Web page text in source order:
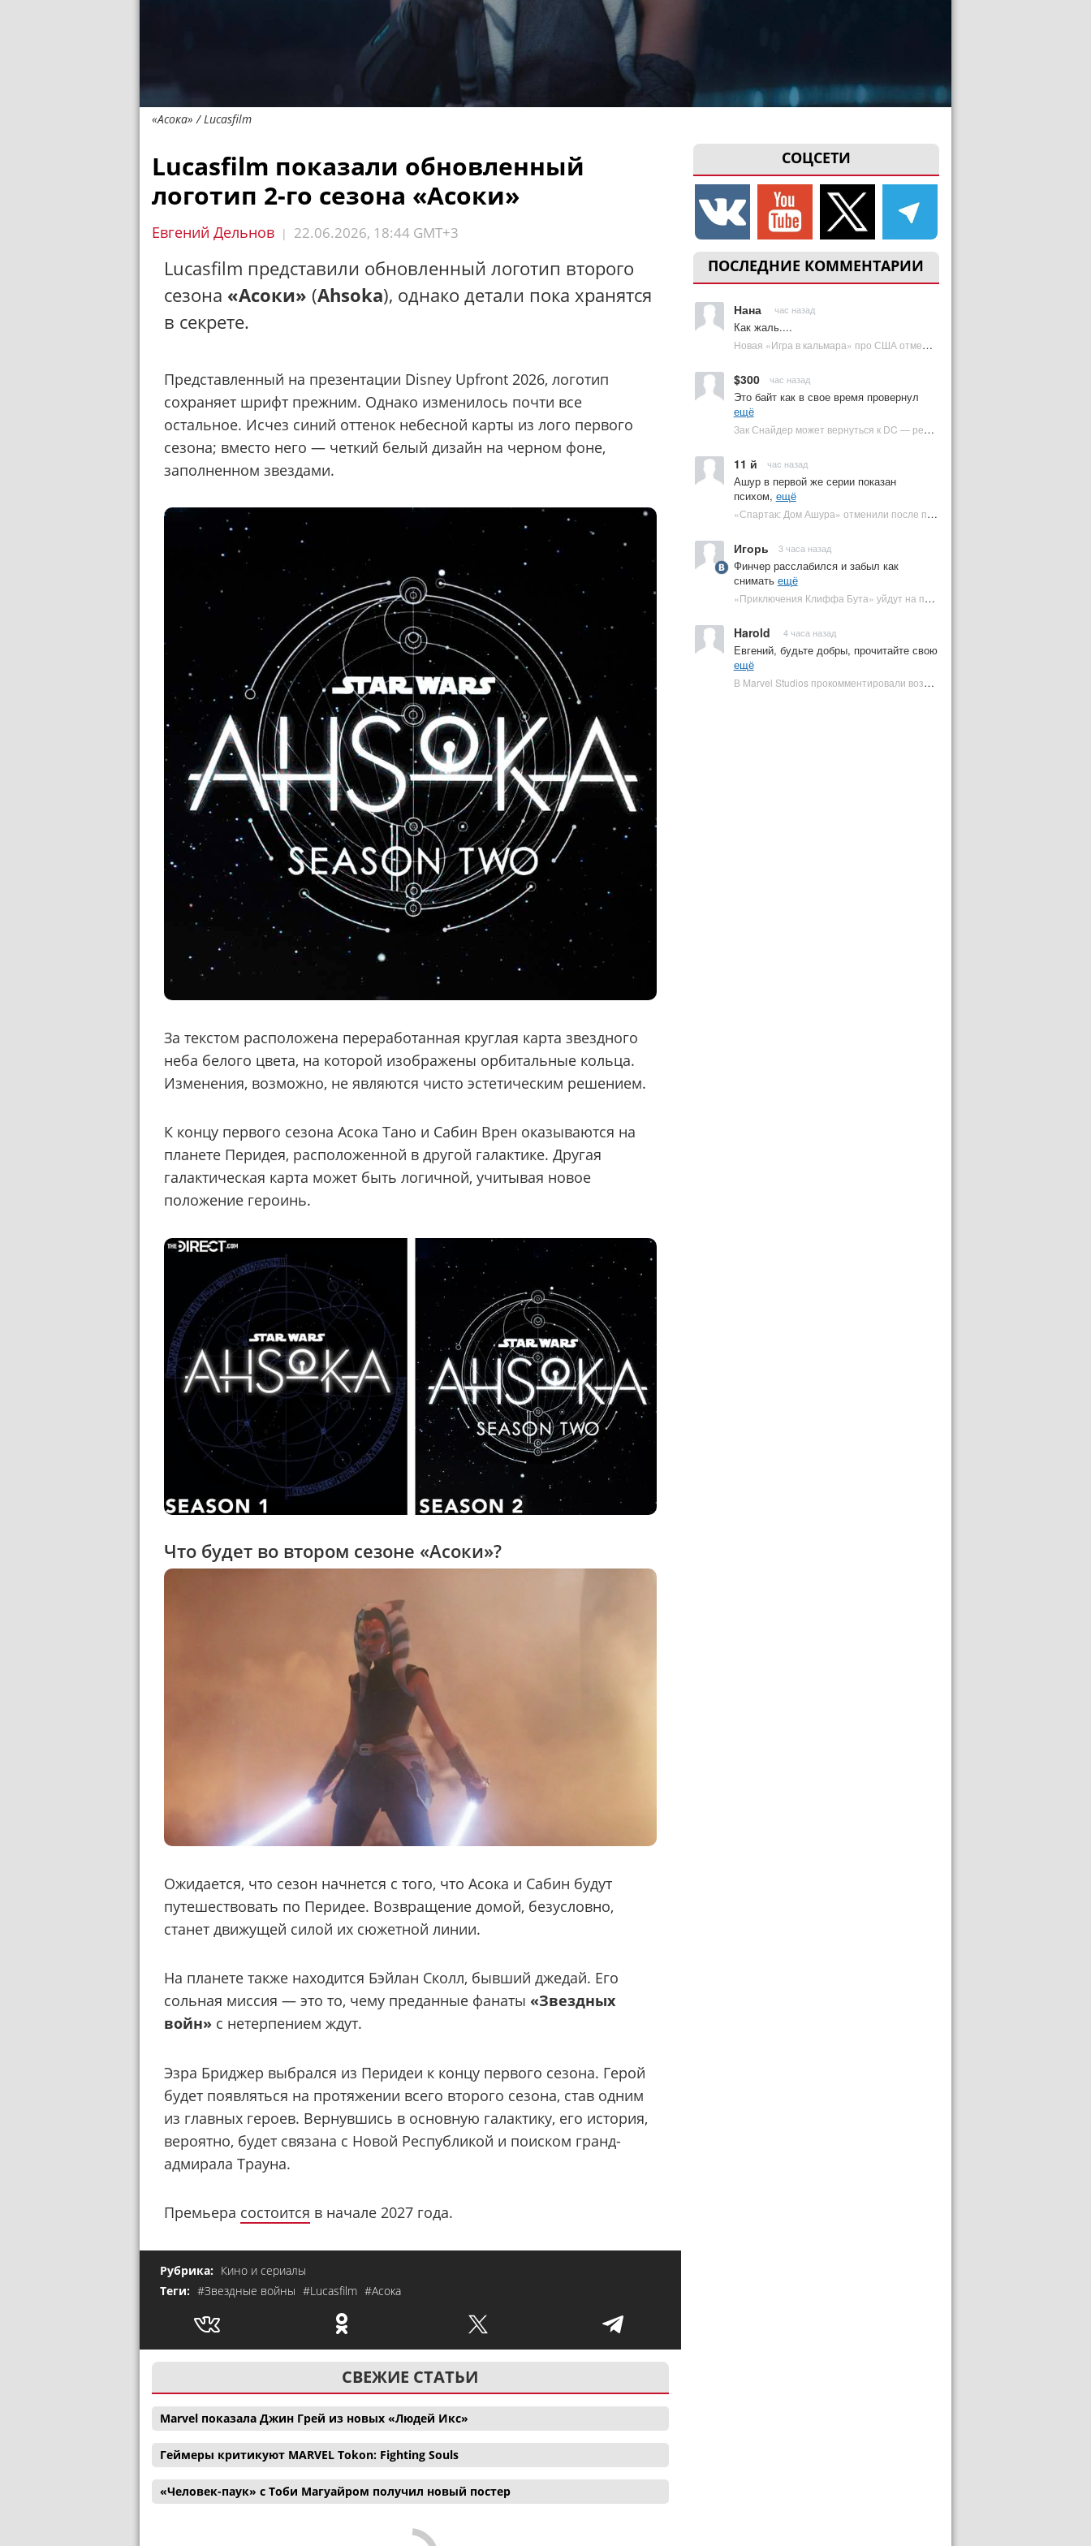
«Асока» / Lucasfilm
СОЦСЕТИ
ПОСЛЕДНИЕ КОММЕНТАРИИ
Нана час назад
Как жаль....
Новая «Игра в кальмара» про США отменена | Plugged In Ru
$300 час назад
Это байт как в свое время провернул
ещё
Зак Снайдер может вернуться к DC — режиссер общался с Warner Bros. (фото) | Plugged In Ru
11 й час назад
Ашур в первой же серии показан
психом, ещё
«Спартак: Дом Ашура» отменили после первого сезона | Plugged In Ru
Игорь 3 часа назад
Финчер расслабился и забыл как
снимать ещё
«Приключения Клиффа Бута» уйдут на пересъемки — премьера под угрозой | Plugged In Ru
Harold 4 часа назад
Евгений, будьте добры, прочитайте свою
ещё
В Marvel Studios прокомментировали возвращение Канга на экраны | Plugged In Ru
Lucasfilm показали обновленный
логотип 2-го сезона «Асоки»
Евгений Дельнов | 22.06.2026, 18:44 GMT+3
Lucasfilm представили обновленный логотип второго
сезона «Асоки» (Ahsoka), однако детали пока хранятся
в секрете.
Представленный на презентации Disney Upfront 2026, логотип
сохраняет шрифт прежним. Однако изменилось почти все
остальное. Исчез синий оттенок небесной карты из лого первого
сезона; вместо него — четкий белый дизайн на черном фоне,
заполненном звездами.
За текстом расположена переработанная круглая карта звездного
неба белого цвета, на которой изображены орбитальные кольца.
Изменения, возможно, не являются чисто эстетическим решением.
К концу первого сезона Асока Тано и Сабин Врен оказываются на
планете Перидея, расположенной в другой галактике. Другая
галактическая карта может быть логичной, учитывая новое
положение героинь.
Что будет во втором сезоне «Асоки»?
Ожидается, что сезон начнется с того, что Асока и Сабин будут
путешествовать по Перидее. Возвращение домой, безусловно,
станет движущей силой их сюжетной линии.
На планете также находится Бэйлан Сколл, бывший джедай. Его
сольная миссия — это то, чему преданные фанаты «Звездных
войн» с нетерпением ждут.
Эзра Бриджер выбрался из Перидеи к концу первого сезона. Герой
будет появляться на протяжении всего второго сезона, став одним
из главных героев. Вернувшись в основную галактику, его история,
вероятно, будет связана с Новой Республикой и поиском гранд-
адмирала Трауна.
Премьера состоится в начале 2027 года.
Рубрика: Кино и сериалы
Теги: #Звездные войны #Lucasfilm #Асока
СВЕЖИЕ СТАТЬИ
Marvel показала Джин Грей из новых «Людей Икс»
Геймеры критикуют MARVEL Tokon: Fighting Souls
«Человек-паук» с Тоби Магуайром получил новый постер